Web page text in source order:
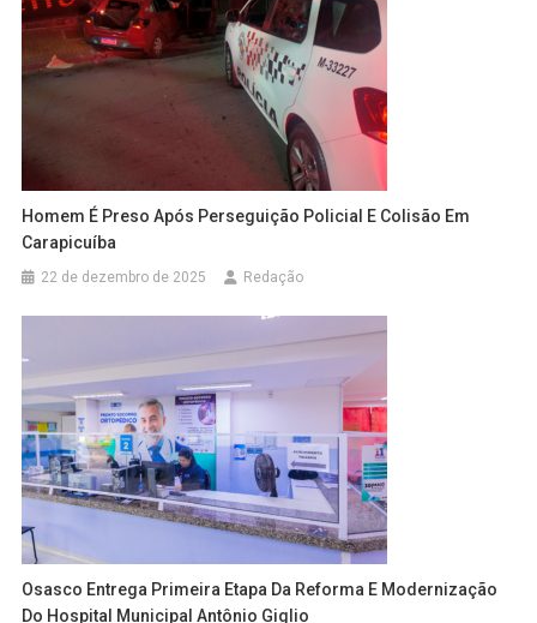
Homem É Preso Após Perseguição Policial E Colisão Em
Carapicuíba
22 de dezembro de 2025 Redação
Osasco Entrega Primeira Etapa Da Reforma E Modernização
Do Hospital Municipal Antônio Giglio